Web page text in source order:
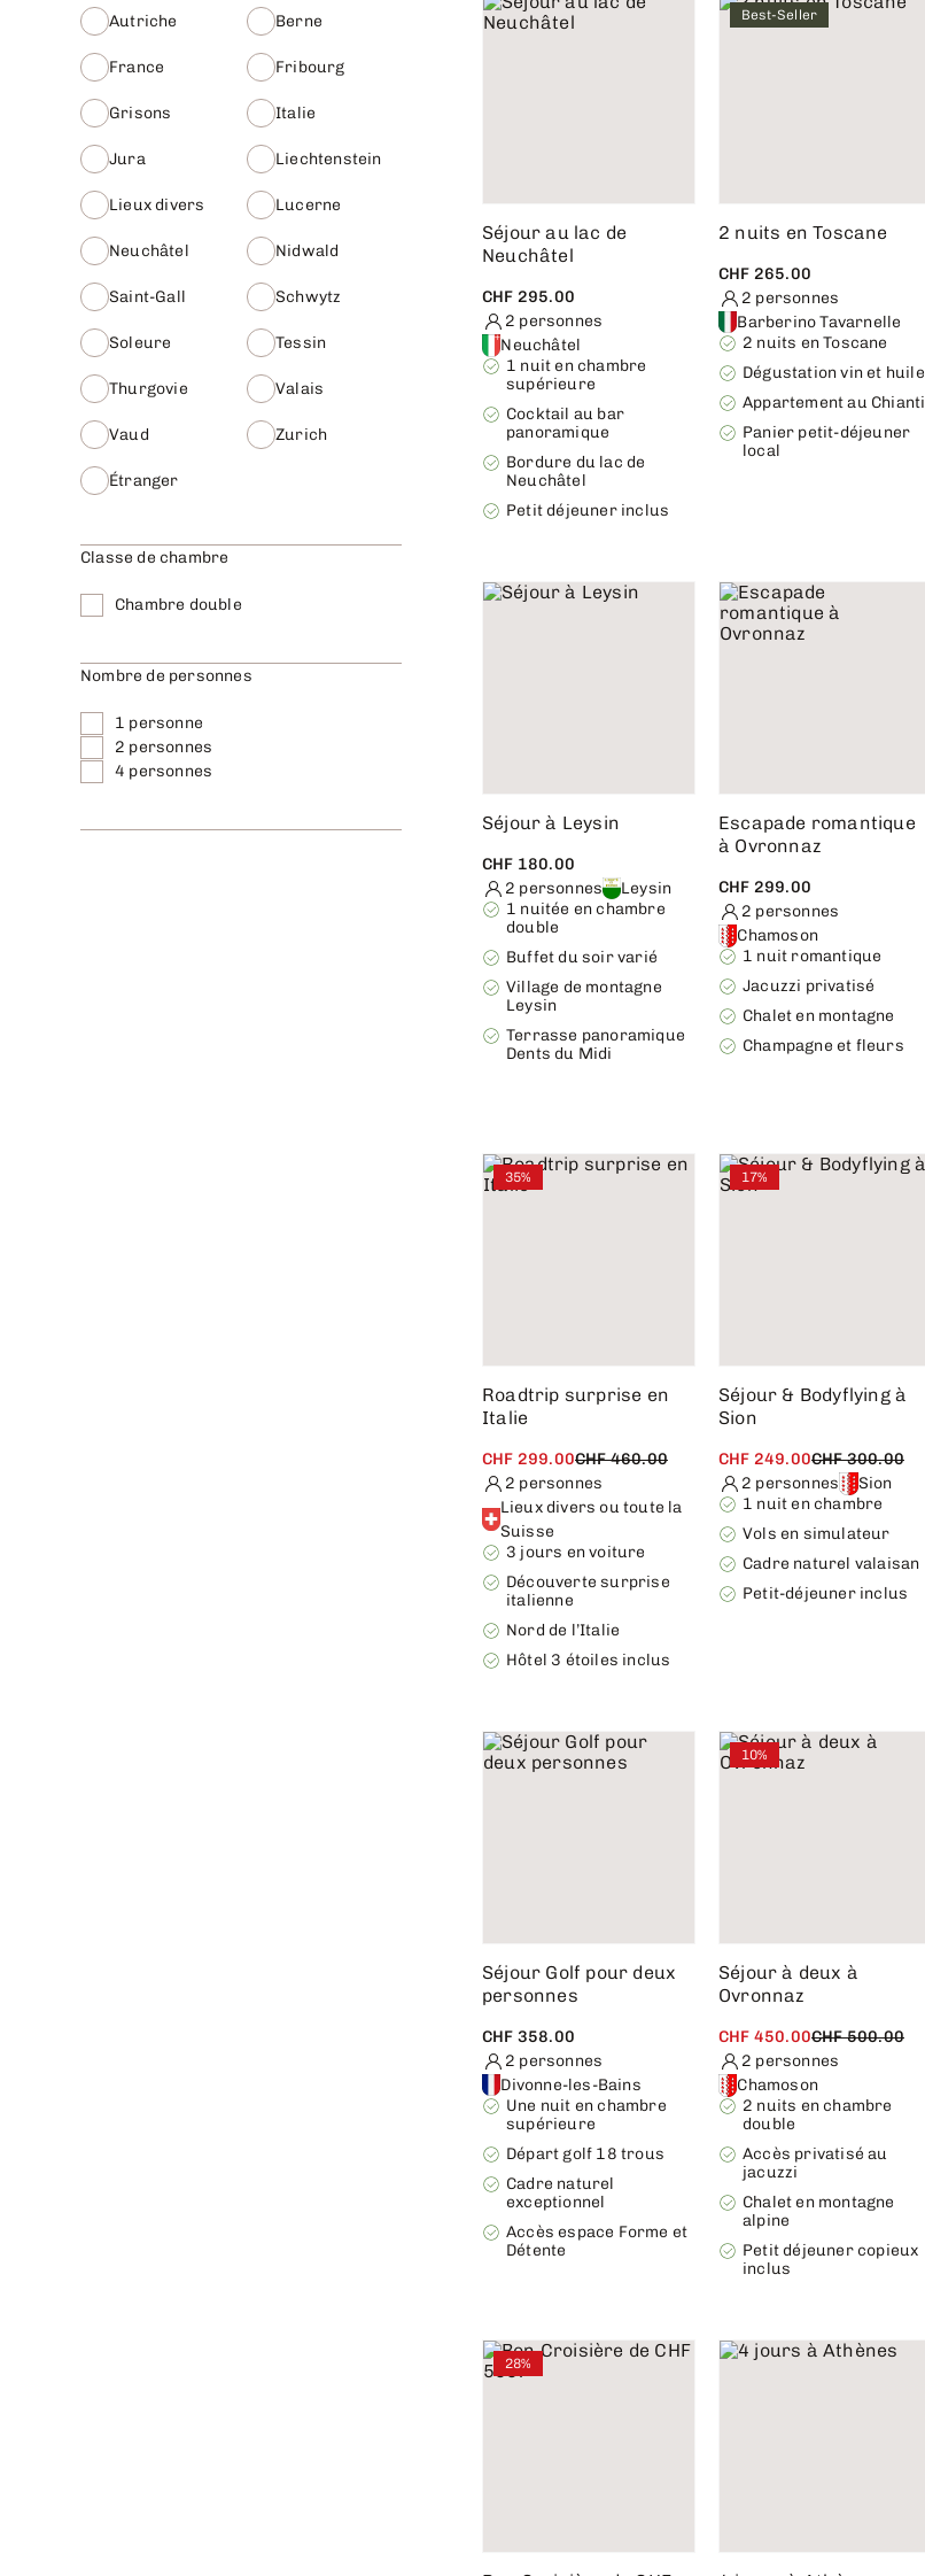
Suisse
Tchéquie
Écosse
Autriche Berne
France Fribourg
Grisons Italie
Jura Liechtenstein
Lieux divers Lucerne
Neuchâtel Nidwald
Saint-Gall Schwytz
Soleure Tessin
Thurgovie Valais
Vaud Zurich
Étranger
Classe de chambre
Chambre double
Nombre de personnes
1 personne
2 personnes
4 personnes
Séjour au lac de
Neuchâtel
CHF 295.00
2 personnes
Neuchâtel
1 nuit en chambre
supérieure
Cocktail au bar
panoramique
Bordure du lac de
Neuchâtel
Petit déjeuner inclus
Best-Seller
2 nuits en Toscane
CHF 265.00
2 personnes
Barberino Tavarnelle
2 nuits en Toscane
Dégustation vin et huile
Appartement au Chianti
Panier petit-déjeuner
local
Séjour à Leysin
CHF 180.00
2 personnes
Leysin
1 nuitée en chambre
double
Buffet du soir varié
Village de montagne
Leysin
Terrasse panoramique
Dents du Midi
Escapade romantique
à Ovronnaz
CHF 299.00
2 personnes
Chamoson
1 nuit romantique
Jacuzzi privatisé
Chalet en montagne
Champagne et fleurs
35%
Roadtrip surprise en
Italie
CHF 299.00CHF 460.00
2 personnes
Lieux divers ou toute la
Suisse
3 jours en voiture
Découverte surprise
italienne
Nord de l’Italie
Hôtel 3 étoiles inclus
17%
Séjour & Bodyflying à
Sion
CHF 249.00CHF 300.00
2 personnes
Sion
1 nuit en chambre
Vols en simulateur
Cadre naturel valaisan
Petit-déjeuner inclus
Séjour Golf pour deux
personnes
CHF 358.00
2 personnes
Divonne-les-Bains
Une nuit en chambre
supérieure
Départ golf 18 trous
Cadre naturel
exceptionnel
Accès espace Forme et
Détente
10%
Séjour à deux à
Ovronnaz
CHF 450.00CHF 500.00
2 personnes
Chamoson
2 nuits en chambre
double
Accès privatisé au
jacuzzi
Chalet en montagne
alpine
Petit déjeuner copieux
inclus
28%